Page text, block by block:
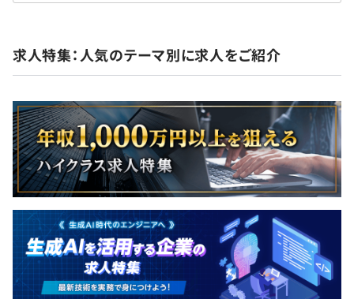
求人特集：人気のテーマ別に求人をご紹介